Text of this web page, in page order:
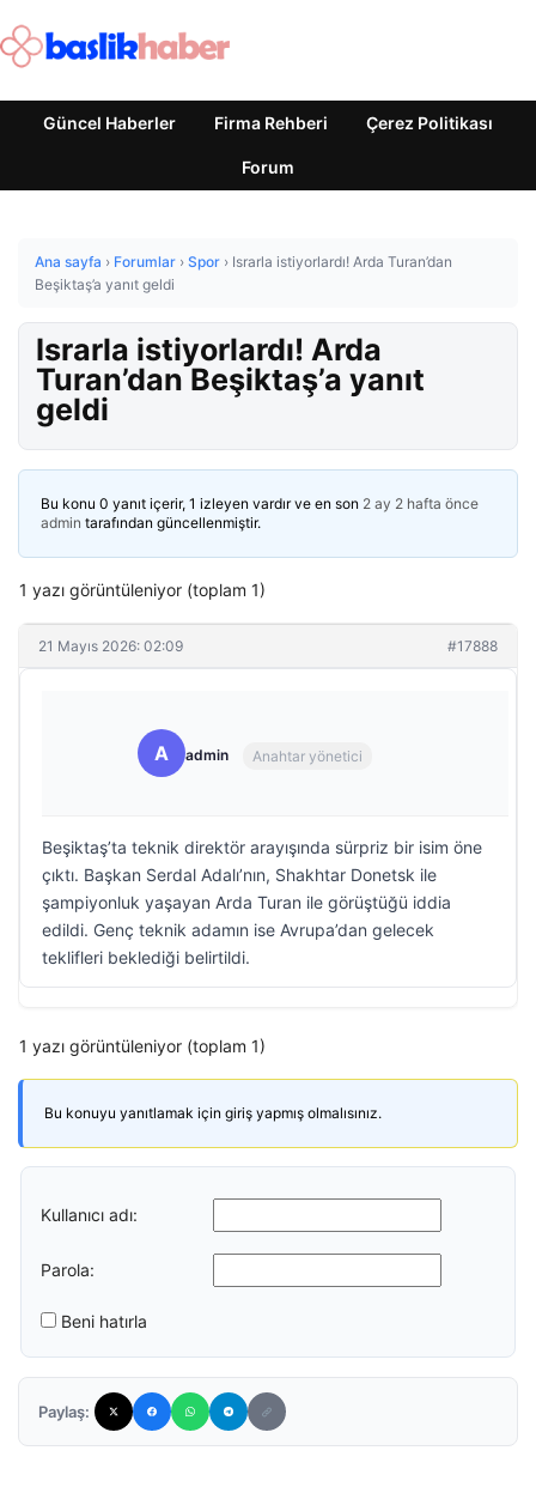
Güncel Haberler Firma Rehberi Çerez Politikası
Forum
Ana sayfa › Forumlar › Spor › Israrla istiyorlardı! Arda Turan’dan
Beşiktaş’a yanıt geldi
Israrla istiyorlardı! Arda
Turan’dan Beşiktaş’a yanıt
geldi
Bu konu 0 yanıt içerir, 1 izleyen vardır ve en son 2 ay 2 hafta önce
admin tarafından güncellenmiştir.
1 yazı görüntüleniyor (toplam 1)
21 Mayıs 2026: 02:09 #17888
A admin Anahtar yönetici
Beşiktaş’ta teknik direktör arayışında sürpriz bir isim öne
çıktı. Başkan Serdal Adalı’nın, Shakhtar Donetsk ile
şampiyonluk yaşayan Arda Turan ile görüştüğü iddia
edildi. Genç teknik adamın ise Avrupa’dan gelecek
teklifleri beklediği belirtildi.
1 yazı görüntüleniyor (toplam 1)
Bu konuyu yanıtlamak için giriş yapmış olmalısınız.
Kullanıcı adı:
Parola:
Beni hatırla
Paylaş: